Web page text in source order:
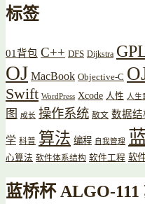
标签
01背包 C++ DFS Dijkstra
OJ MacBook Objective-C
Swift WordPress Xcode 人性 人生
图
成长 操作系统 散文 数据结
学 科普 算法 编程 自我管理
心算法 软件体系结构 软件工程 软
蓝桥杯 ALGO-